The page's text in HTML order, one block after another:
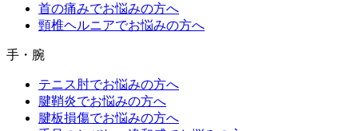
首の痛みでお悩みの方へ
頸椎ヘルニアでお悩みの方へ
手・腕
テニス肘でお悩みの方へ
腱鞘炎でお悩みの方へ
腱板損傷でお悩みの方へ